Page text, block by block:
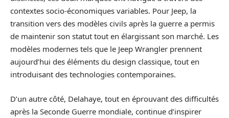
contextes socio-économiques variables. Pour Jeep, la
transition vers des modèles civils après la guerre a permis
de maintenir son statut tout en élargissant son marché. Les
modèles modernes tels que le Jeep Wrangler prennent
aujourd’hui des éléments du design classique, tout en
introduisant des technologies contemporaines.
D’un autre côté, Delahaye, tout en éprouvant des difficultés
après la Seconde Guerre mondiale, continue d’inspirer